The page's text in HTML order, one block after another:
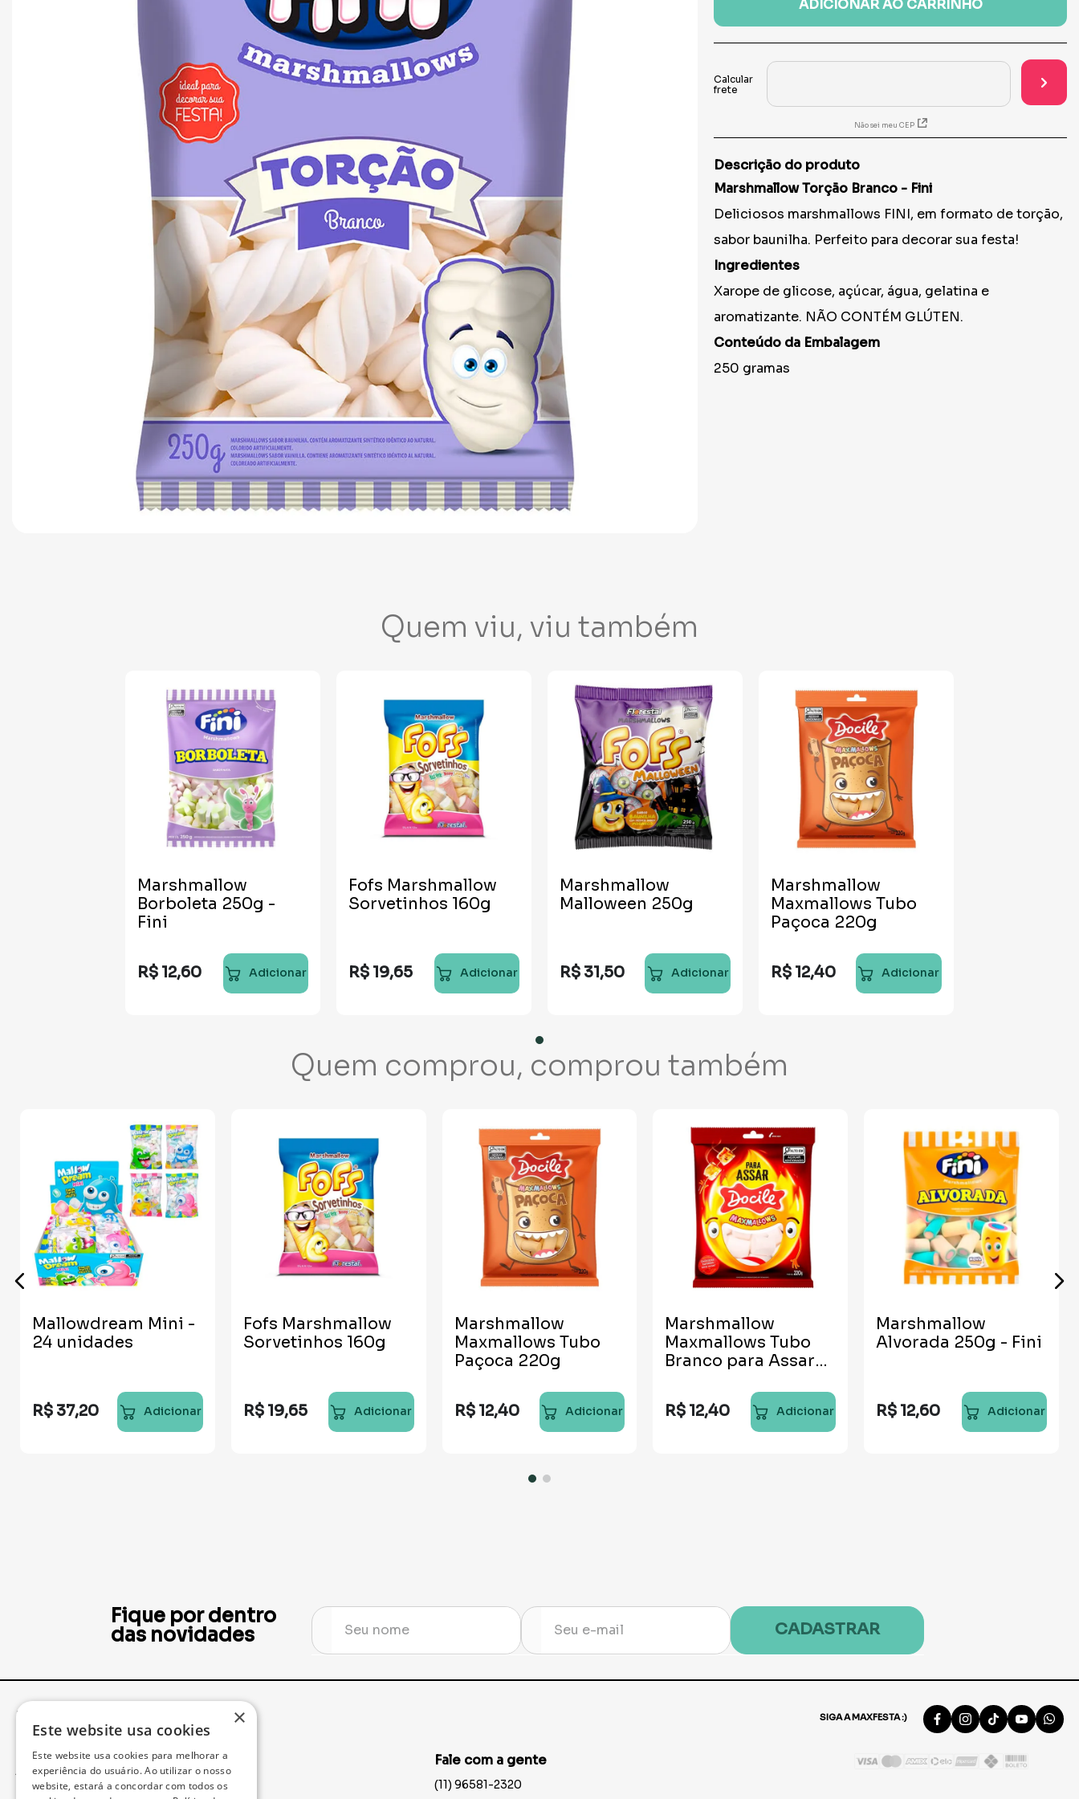
10º copo
ADICIONAR AO CARRINHO
Não sei meu CEP
Descrição do produto
Marshmallow Torção Branco - Fini
Deliciosos marshmallows FINI, em formato de torção,
sabor baunilha. Perfeito para decorar sua festa!
Ingredientes
Xarope de glicose, açúcar, água, gelatina e
aromatizante. NÃO CONTÉM GLÚTEN.
Conteúdo da Embalagem
250 gramas
Quem viu, viu também
Marshmallow
Borboleta 250g -
Fini
R$ 12,60 Adicionar
Fofs Marshmallow
Sorvetinhos 160g
R$ 19,65 Adicionar
Marshmallow
Malloween 250g
R$ 31,50 Adicionar
Marshmallow
Maxmallows Tubo
Paçoca 220g
R$ 12,40 Adicionar
Quem comprou, comprou também
Mallowdream Mini -
24 unidades
R$ 37,20 Adicionar
Fofs Marshmallow
Sorvetinhos 160g
R$ 19,65 Adicionar
Marshmallow
Maxmallows Tubo
Paçoca 220g
R$ 12,40 Adicionar
Marshmallow
Maxmallows Tubo
Branco para Assar
R$ 12,40 Adicionar
Marshmallow
Alvorada 250g - Fini
R$ 12,60 Adicionar
Fique por dentro
das novidades
CADASTRAR
Institucional SIGA A MAXFESTA :)
Acompanhe seu Pedido
Fale com a gente
(11) 96581-2320
×
Este website usa cookies
Este website usa cookies para melhorar a
experiência do usuário. Ao utilizar o nosso
website, estará a concordar com todos os